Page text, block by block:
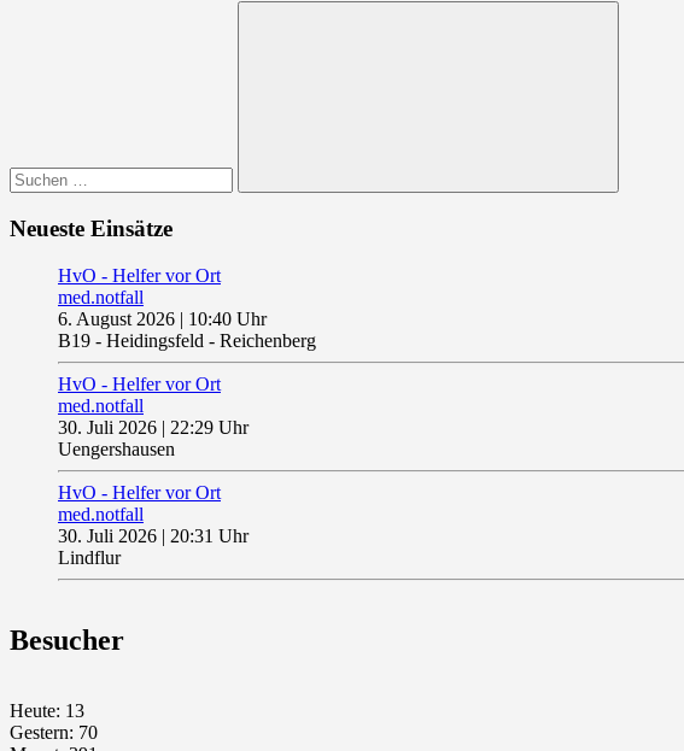
Suchen
Neueste Einsätze
HvO - Helfer vor Ort
med.notfall
6. August 2026 | 10:40 Uhr
B19 - Heidingsfeld - Reichenberg
HvO - Helfer vor Ort
med.notfall
30. Juli 2026 | 22:29 Uhr
Uengershausen
HvO - Helfer vor Ort
med.notfall
30. Juli 2026 | 20:31 Uhr
Lindflur
Besucher
Heute: 13
Gestern: 70